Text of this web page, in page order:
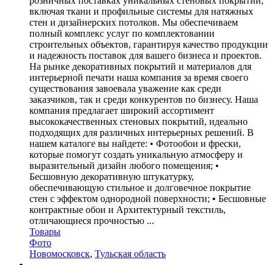
включая ткани и профильные системы для натяжных
стен и дизайнерских потолков. Мы обеспечиваем
полный комплекс услуг по комплектовании
строительных объектов, гарантируя качество продукции
и надежность поставок для вашего бизнеса и проектов.
На рынке декоративных покрытий и материалов для
интерьерной печати наша компания за время своего
существования завоевала уважение как среди
заказчиков, так и среди конкурентов по бизнесу. Наша
компания предлагает широкий ассортимент
высококачественных стеновых покрытий, идеально
подходящих для различных интерьерных решений. В
нашем каталоге вы найдете: • Фотообои и фрески,
которые помогут создать уникальную атмосферу и
выразительный дизайн любого помещения; •
Бесшовную декоративную штукатурку,
обеспечивающую стильное и долговечное покрытие
стен с эффектом однородной поверхности; • Бесшовные
контрактные обои и Архитектурный текстиль,
отличающиеся прочностью ...
Товары
Фото
Новомосковск, Тульская область